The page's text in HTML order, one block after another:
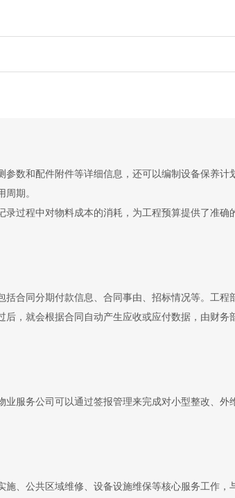
数和配件附件等详细信息，还可以编制设备保养计
期。
过程中对物料成本的消耗，为工程预算提供了准确
合同分期付款信息、合同事由、招标情况等。工程
，就会根据合同自动产生应收或应付数据，由财务
服务公司可以通过签报管理来完成对小型整改、外
、公共区域维修、设备设施维保等核心服务工作，